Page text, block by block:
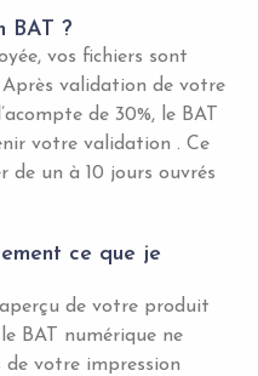
BAT ?
vos fichiers sont
validation de votre
de 30%, le BAT
votre validation . Ce
un à 10 jours ouvrés
ce que je
de votre produit
BAT numérique ne
de votre impression